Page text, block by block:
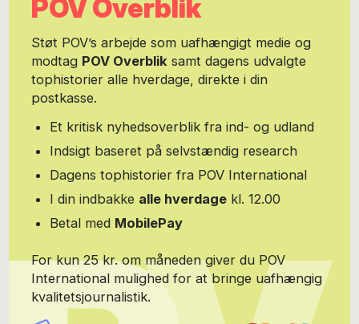
POV Overblik
Støt POV’s arbejde som uafhængigt medie og
modtag POV Overblik samt dagens udvalgte
tophistorier alle hverdage, direkte i din
postkasse.
Et kritisk nyhedsoverblik fra ind- og udland
Indsigt baseret på selvstændig research
Dagens tophistorier fra POV International
I din indbakke alle hverdage kl. 12.00
Betal med MobilePay
For kun 25 kr. om måneden giver du POV
International mulighed for at bringe uafhængig
kvalitetsjournalistik.